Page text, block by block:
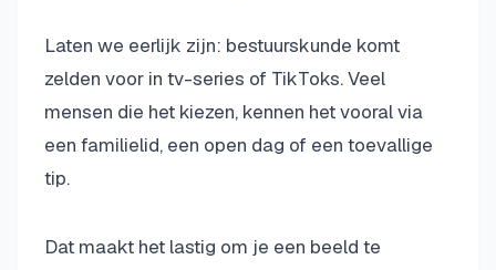
Laten we eerlijk zijn: bestuurskunde komt
zelden voor in tv-series of TikToks. Veel
mensen die het kiezen, kennen het vooral via
een familielid, een open dag of een toevallige
tip.
Dat maakt het lastig om je een beeld te